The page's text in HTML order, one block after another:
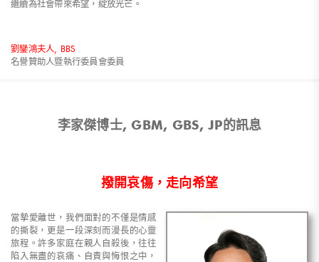
繼續為社會帶來希望，綻放光芒。
劉鑾鴻夫人, BBS
名譽贊助人暨執行委員會委員
李家傑博士, GBM, GBS, JP的訊息
撥開哀傷，走向希望
當摯愛離世，我們面對的不僅是情感
的撕裂，更是一段深刻而漫長的心靈
旅程。許多家庭在親人自殺後，往往
陷入無盡的哀痛、自責與悔恨之中，